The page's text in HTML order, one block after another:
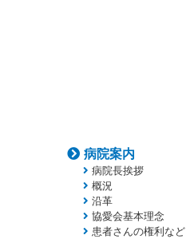
病院案内
病院長挨拶
概況
沿革
協愛会基本理念
患者さんの権利など